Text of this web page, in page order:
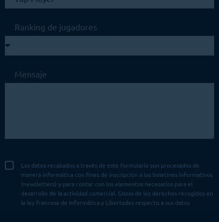
Ranking de jugadores
Mensaje
Los datos recabados a través de este formulario son procesados de
manera informática con fines de inscripción a los boletines informativos
(newsletters) y para contar con los elementos necesarios para el
desarrollo de la actividad comercial. Gozas de los derechos recogidos en
la ley francesa de Informática y Libertades respecto a sus datos